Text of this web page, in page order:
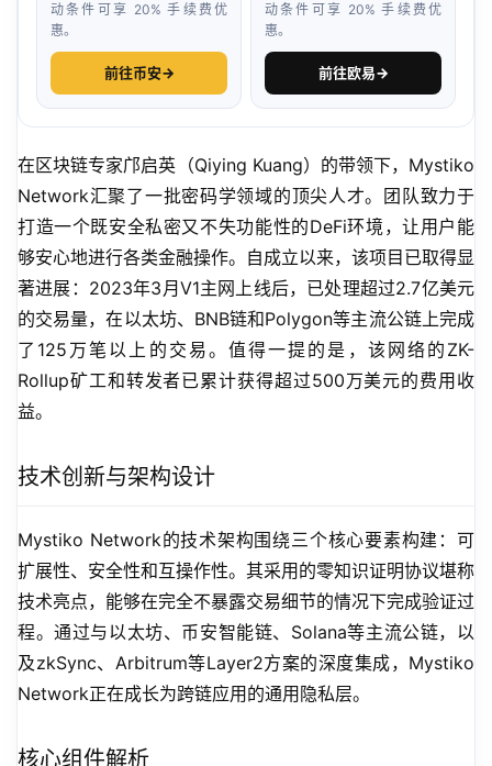
动条件可享 20% 手续费优
惠。
前往币安→
动条件可享 20% 手续费优
惠。
前往欧易→
在区块链专家邝启英（Qiying Kuang）的带领下，Mystiko
Network汇聚了一批密码学领域的顶尖人才。团队致力于
打造一个既安全私密又不失功能性的DeFi环境，让用户能
够安心地进行各类金融操作。自成立以来，该项目已取得显
著进展：2023年3月V1主网上线后，已处理超过2.7亿美元
的交易量，在以太坊、BNB链和Polygon等主流公链上完成
了125万笔以上的交易。值得一提的是，该网络的ZK-
Rollup矿工和转发者已累计获得超过500万美元的费用收
益。
技术创新与架构设计
Mystiko Network的技术架构围绕三个核心要素构建：可
扩展性、安全性和互操作性。其采用的零知识证明协议堪称
技术亮点，能够在完全不暴露交易细节的情况下完成验证过
程。通过与以太坊、币安智能链、Solana等主流公链，以
及zkSync、Arbitrum等Layer2方案的深度集成，Mystiko
Network正在成长为跨链应用的通用隐私层。
核心组件解析